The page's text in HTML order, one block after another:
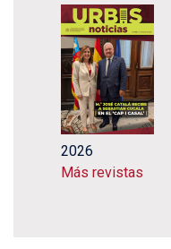
2026
Más revistas